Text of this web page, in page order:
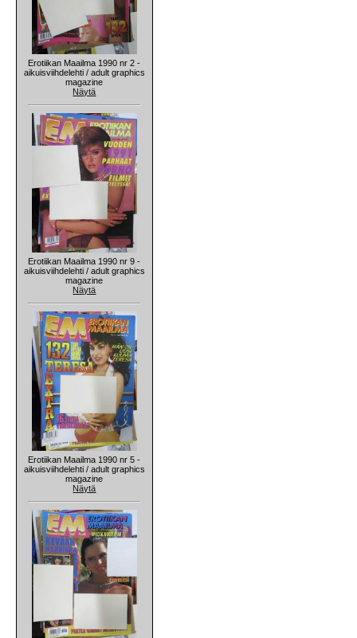
Erotiikan Maailma 1990 nr 2 -
aikuisviihdelehti / adult graphics
magazine
Näytä
Erotiikan Maailma 1990 nr 9 -
aikuisviihdelehti / adult graphics
magazine
Näytä
Erotiikan Maailma 1990 nr 5 -
aikuisviihdelehti / adult graphics
magazine
Näytä